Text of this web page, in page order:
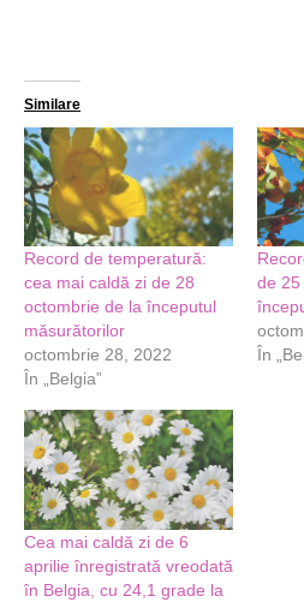
Similare
Record de temperatură:
cea mai caldă zi de 28
octombrie de la începutul
măsurătorilor
octombrie 28, 2022
În „Belgia”
de
În
Cea mai caldă zi de 6
aprilie înregistrată vreodată
în Belgia, cu 24,1 grade la